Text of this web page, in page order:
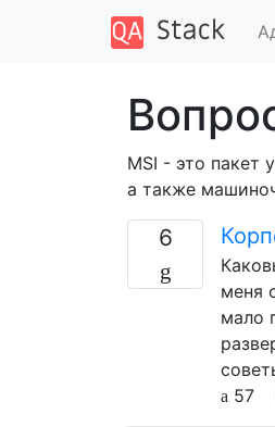
MSI - это пакет
а также
6
меня
мало
57